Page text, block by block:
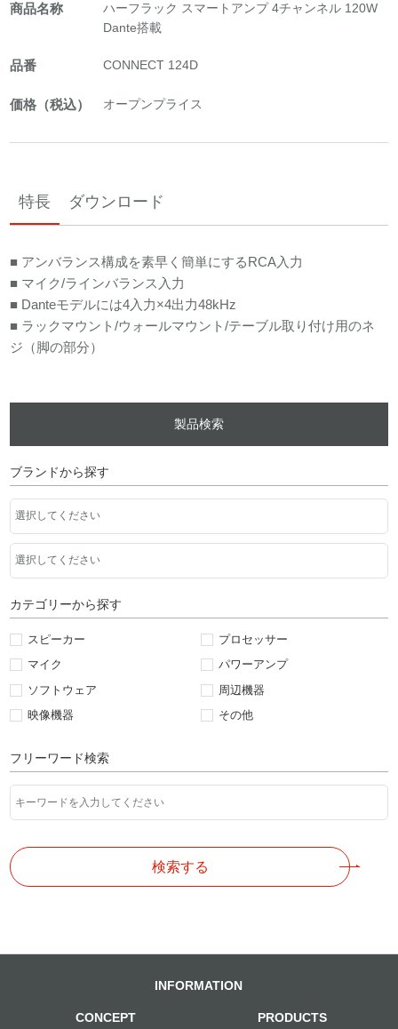
商品名称
ハーフラック スマートアンプ 4チャンネル 120W
Dante搭載
品番 CONNECT 124D
価格（税込） オープンプライス
特長 ダウンロード
■ アンバランス構成を素早く簡単にするRCA入力
■ マイク/ラインバランス入力
■ Danteモデルには4入力×4出力48kHz
■ ラックマウント/ウォールマウント/テーブル取り付け用のネ
ジ（脚の部分）
製品検索
ブランドから探す
カテゴリーから探す
スピーカー
プロセッサー
マイク
パワーアンプ
ソフトウェア
周辺機器
映像機器
その他
フリーワード検索
検索する
CONCEPT PRODUCTS
INFORMATION